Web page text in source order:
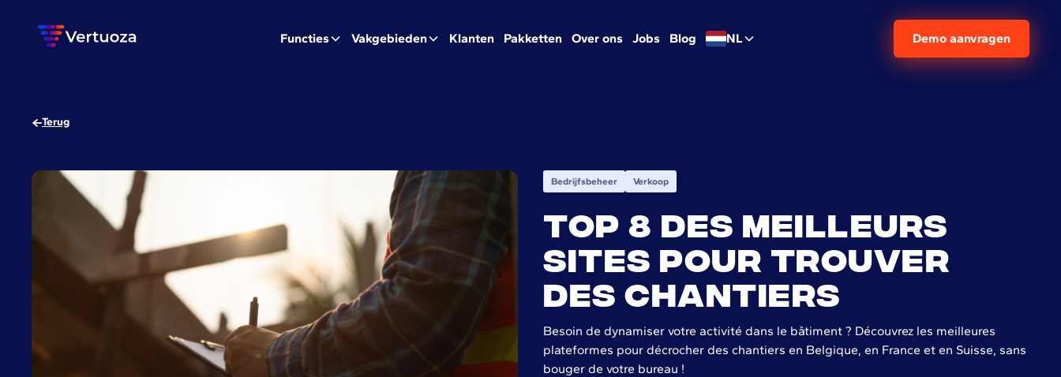
Functies Vakgebieden Klanten Pakketten Over ons Jobs Blog NL Demo aanvragen
Terug
Bedrijfsbeheer Verkoop
Top 8 des meilleurs
sites pour trouver
des chantiers
Besoin de dynamiser votre activité dans le bâtiment ? Découvrez les meilleures
plateformes pour décrocher des chantiers en Belgique, en France et en Suisse, sans
bouger de votre bureau !